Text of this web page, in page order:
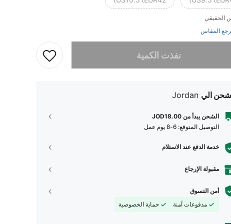
الحقيقي
المقاس
نفذت الكمية
الي Jordan
الشحن يبدأ من JOD18.00
التوصيل المتوقع: 6-8 يوم عمل
خدمة الدفع عند الاستلام
مقبولة الإرجاع
أمن التسوق
مدفوعات آمنة
حماية الخصوصية